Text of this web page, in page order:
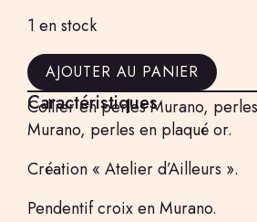
1 en stock
AJOUTER AU PANIER
Caractéristiques
Collier en perles Murano,
Murano, perles en plaqué or.
Création « Atelier d’Ailleurs ».
Pendentif croix en Murano.